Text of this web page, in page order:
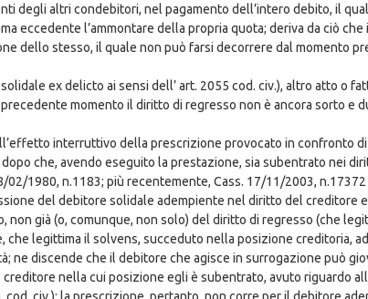
degli altri condebitori, nel pagamento dell’intero debito, il
eccedente l’ammontare della propria quota; deriva da ciò
dello stesso, il quale non può farsi decorrere dal momento
ex delicto ai sensi dell’ art. 2055 cod. civ.), altro atto o
momento il diritto di regresso non è ancora sorto e
interruttivo della prescrizione provocato in confronto
che, avendo eseguito la prestazione, sia subentrato nei
1980, n.1183; più recentemente, Cass. 17/11/2003,
del debitore solidale adempiente nel diritto del creditore
già (o, comunque, non solo) del diritto di regresso (che
legittima il solvens, succeduto nella posizione creditoria,
ne discende che il debitore che agisce in surrogazione può
nella cui posizione egli è subentrato, avuto riguardo